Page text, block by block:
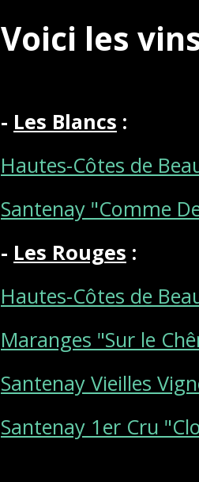
Voici les
- Les Blancs :
Hautes-Côtes de
Santenay "Comme
- Les Rouges :
Hautes-Côtes de
Maranges "Sur le
Santenay Vieilles
Santenay 1er Cru